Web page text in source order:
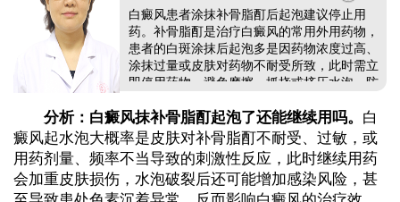
初期白癜风和白色糠疹怎么肉眼区分
石家庄远大中医皮肤病医院看白斑好吗
白癜风患者涂抹补骨脂酊后起泡建议停止用
药。补骨脂酊是治疗白癜风的常用外用药物，
患者的白斑涂抹后起泡多是因药物浓度过高、
涂抹过量或皮肤对药物不耐受所致，此时需立
即停用药物，避免摩擦、抓挠或挤压水泡，防
等刺激源，保持患处干燥清洁，注意在医生指
导下处理水泡。需特别提醒，补骨脂酊的使用
剂量、频率及适用部位均需严格遵医嘱，不可
自行调整或延长使用时间，用药前需排除过敏
情况，用药期间密切观察皮肤反应，出现异常
分析：白癜风抹补骨脂酊起泡了还能继续用吗。 白
癜风起水泡大概率是皮肤对补骨脂酊不耐受、过敏，或
用药剂量、频率不当导致的刺激性反应，此时继续用药
会加重皮肤损伤，水泡破裂后还可能增加感染风险，甚